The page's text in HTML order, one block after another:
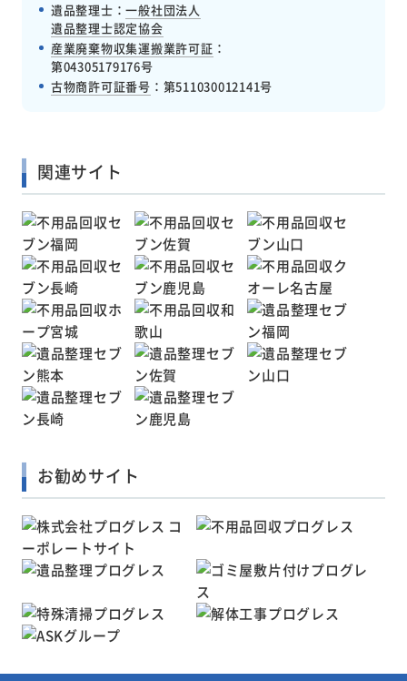
遺品整理士：一般社団法人
遺品整理士認定協会
産業廃棄物収集運搬業許可証 ：
第04305179176号
古物商許可証番号 ： 第511030012141号
関連サイト
お勧めサイト